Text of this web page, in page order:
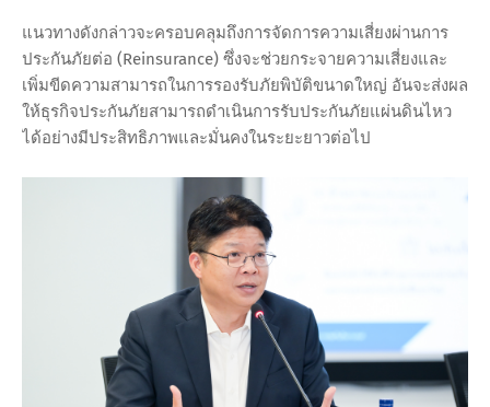
แนวทางดังกล่าวจะครอบคลุมถึงการจัดการความเสี่ยงผ่านการ
ประกันภัยต่อ (Reinsurance) ซึ่งจะช่วยกระจายความเสี่ยงและ
เพิ่มขีดความสามารถในการรองรับภัยพิบัติขนาดใหญ่ อันจะส่งผล
ให้ธุรกิจประกันภัยสามารถดำเนินการรับประกันภัยแผ่นดินไหว
ได้อย่างมีประสิทธิภาพและมั่นคงในระยะยาวต่อไป